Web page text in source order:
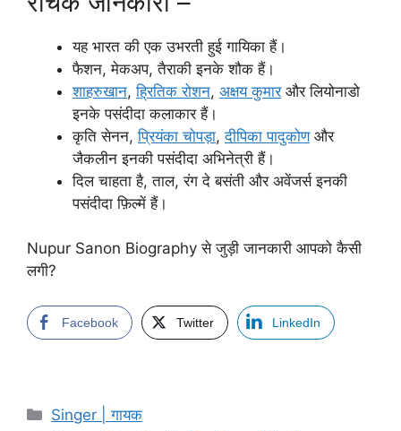
यह भारत की एक उभरती हुई गायिका हैं।
फैशन, मेकअप, तैराकी इनके शौक हैं।
शाहरुखान,ह्रितिक रोशन, अक्षय कुमारऔर लियोनाडो
इनके पसंदीदा कलाकार हैं।
कृति सेनन,प्रियंका चोपड़ा,दीपिका पादुकोणऔर
जैकलीन इनकी पसंदीदा अभिनेत्री हैं।
दिल चाहता है, ताल, रंग दे बसंती और अवेंजर्स इनकी
पसंदीदा फ़िल्में हैं।
Nupur Sanon Biography से जुड़ी जानकारी आपको कैसी
लगी?
Facebook Twitter LinkedIn
Categories
Singer | गायक